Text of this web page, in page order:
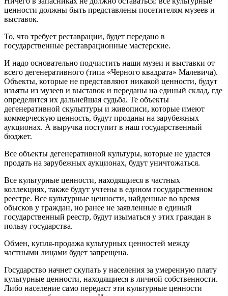
ценности должны быть представлены посетителям музеев и
выставок.
То, что требует реставрации, будет передано в
государственные реставрационные мастерские.
И надо основательно подчистить наши музеи и выставки от
всего дегенеративного (типа «Черного квадрата» Малевича).
Объекты, которые не представляют никакой ценности, будут
изъяты из музеев и выставок и переданы на единый склад, где
определится их дальнейшая судьба. Те объекты
дегенеративной скульптуры и живописи, которые имеют
коммерческую ценность, будут проданы на зарубежных
аукционах. А выручка поступит в наш государственный
бюджет.
Все объекты дегенеративной культуры, которые не удастся
продать на зарубежных аукционах, будут уничтожаться.
Все культурные ценности, находящиеся в частных
коллекциях, также будут учтены в едином государственном
реестре. Все культурные ценности, найденные во время
обысков у граждан, но ранее не заявленные в единый
государственный реестр, будут изыматься у этих граждан в
пользу государства.
Обмен, купля-продажа культурных ценностей между
частными лицами будет запрещена.
Государство начнет скупать у населения за умеренную плату
культурные ценности, находящиеся в личной собственности.
Либо население само передаст эти культурные ценности